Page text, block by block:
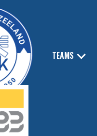
TEAMS